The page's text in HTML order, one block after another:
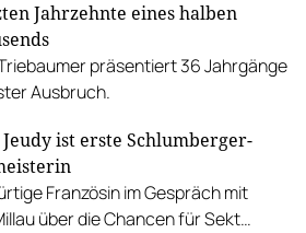
Jahrzehnte eines halben
präsentiert 36 Jahrgänge
Ausbruch.
ist erste Schlumberger-
Französin im Gespräch mit
über die Chancen für Sekt